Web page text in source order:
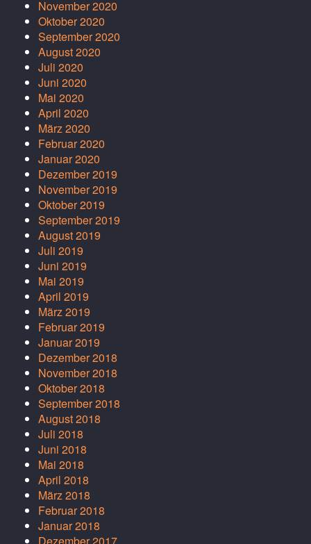
November 2020
Oktober 2020
September 2020
August 2020
Juli 2020
Juni 2020
Mai 2020
April 2020
März 2020
Februar 2020
Januar 2020
Dezember 2019
November 2019
Oktober 2019
September 2019
August 2019
Juli 2019
Juni 2019
Mai 2019
April 2019
März 2019
Februar 2019
Januar 2019
Dezember 2018
November 2018
Oktober 2018
September 2018
August 2018
Juli 2018
Juni 2018
Mai 2018
April 2018
März 2018
Februar 2018
Januar 2018